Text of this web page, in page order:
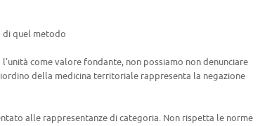
di quel metodo
come valore fondante, non possiamo non denunciare
della medicina territoriale rappresenta la negazione
alle rappresentanze di categoria. Non rispetta le norme